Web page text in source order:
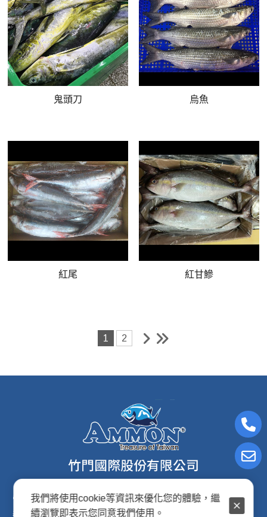
鬼頭刀 烏魚
紅尾 紅甘鰺
1 2
電子信箱:ammon8@ms22.hinet.net
我們將使用cookie等資訊來優化您的體驗，繼
續瀏覽即表示您同意我們使用。